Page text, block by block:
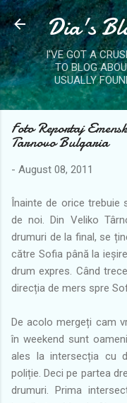
Dia's
I'VE GOT A
TO BLOG
USUALLY
Foto Reportaj
Tarnovo Bulgaria
- August 08, 2011
Înainte de orice trebuie
de noi. Din Veliko
drumuri de la final, se
către Sofia până la
drum expres. Când
direcția de mers spre
De acolo mergeți cam
în weekend sunt
ales la intersecția cu
poliție. Deci pe partea
drumuri. Prima